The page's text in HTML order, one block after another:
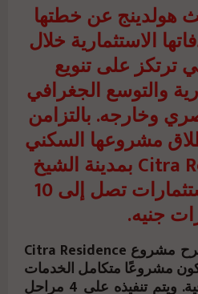
هولدينج عن خطتها
الاستثمارية خلال
والتي ترتكز على تنويع
والتوسع الجغرافي
وخارجه. بالتزامن
مشروعها السكني
الجديد Citra Residence بمدينة الشيخ
زايد الجديدة. باستثمارات تصل إلى 10
جنيه.
وكشفت الشركة عن طرح مشروع Citra Residence
فدانًا. ليكون مشروعًا متكامل الخدمات
يضم فيلات وشققًا فندقية. ويتم تنفيذه على 4 مراحل